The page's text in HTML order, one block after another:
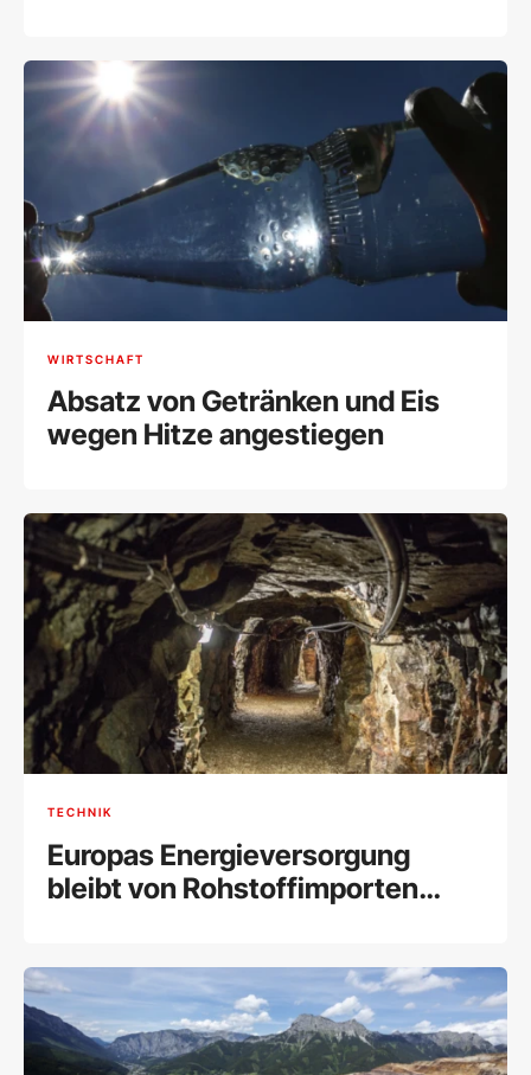
WIRTSCHAFT
Absatz von Getränken und Eis
wegen Hitze angestiegen
TECHNIK
Europas Energieversorgung
bleibt von Rohstoffimporten